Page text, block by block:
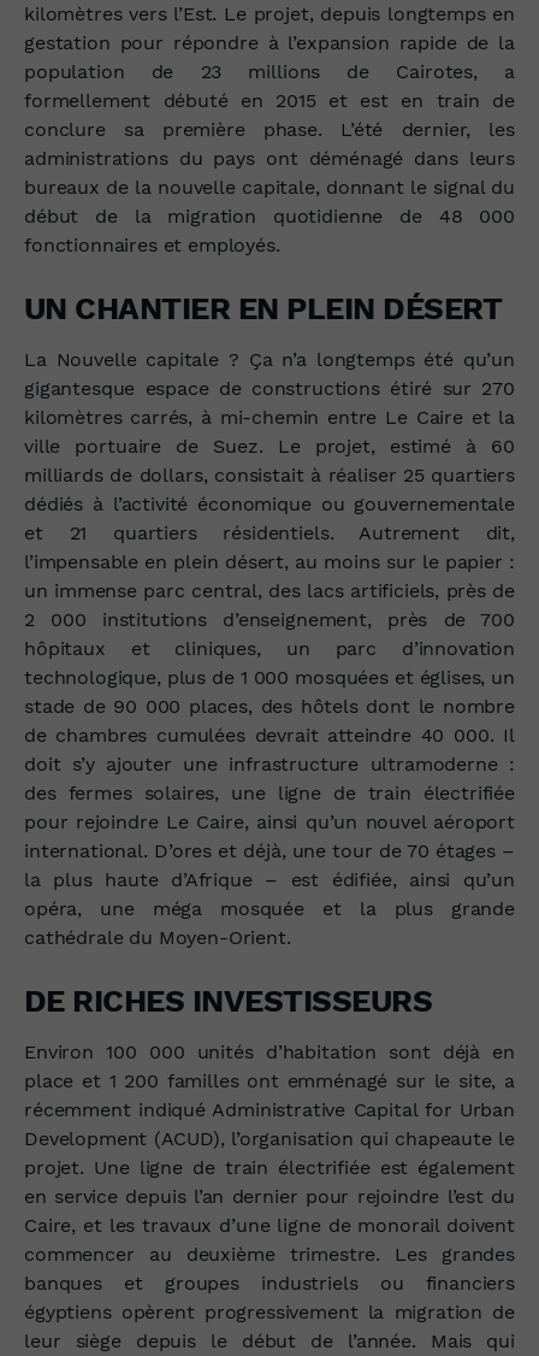
kilomètres vers l’Est. Le projet, depuis longtemps en
gestation pour répondre à l’expansion rapide de la
population de 23 millions de Cairotes, a
formellement débuté en 2015 et est en train de
conclure sa première phase. L’été dernier, les
administrations du pays ont déménagé dans leurs
bureaux de la nouvelle capitale, donnant le signal du
début de la migration quotidienne de 48 000
fonctionnaires et employés.
UN CHANTIER EN PLEIN DÉSERT
La Nouvelle capitale ? Ça n’a longtemps été qu’un
gigantesque espace de constructions étiré sur 270
kilomètres carrés, à mi-chemin entre Le Caire et la
ville portuaire de Suez. Le projet, estimé à 60
milliards de dollars, consistait à réaliser 25 quartiers
dédiés à l’activité économique ou gouvernementale
et 21 quartiers résidentiels. Autrement dit,
l’impensable en plein désert, au moins sur le papier :
un immense parc central, des lacs artificiels, près de
2 000 institutions d’enseignement, près de 700
hôpitaux et cliniques, un parc d’innovation
technologique, plus de 1 000 mosquées et églises, un
stade de 90 000 places, des hôtels dont le nombre
de chambres cumulées devrait atteindre 40 000. Il
doit s’y ajouter une infrastructure ultramoderne :
des fermes solaires, une ligne de train électrifiée
pour rejoindre Le Caire, ainsi qu’un nouvel aéroport
international. D’ores et déjà, une tour de 70 étages –
la plus haute d’Afrique – est édifiée, ainsi qu’un
opéra, une méga mosquée et la plus grande
cathédrale du Moyen-Orient.
DE RICHES INVESTISSEURS
Environ 100 000 unités d’habitation sont déjà en
place et 1 200 familles ont emménagé sur le site, a
récemment indiqué Administrative Capital for Urban
Development (ACUD), l’organisation qui chapeaute le
projet. Une ligne de train électrifiée est également
en service depuis l’an dernier pour rejoindre l’est du
Caire, et les travaux d’une ligne de monorail doivent
commencer au deuxième trimestre. Les grandes
banques et groupes industriels ou financiers
égyptiens opèrent progressivement la migration de
leur siège depuis le début de l’année. Mais qui